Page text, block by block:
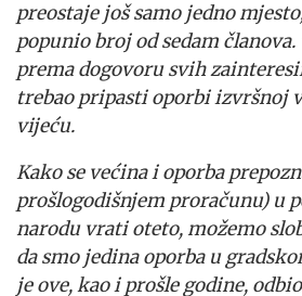
preostaje još samo jedno
popunio broj od sedam
prema dogovoru svih
trebao pripasti oporbi izvršnoj
vijeću.
Kako se većina i oporba
prošlogodišnjem proračunu) u
narodu vrati oteto, možemo
da smo jedina oporba u
je ove, kao i prošle godine,